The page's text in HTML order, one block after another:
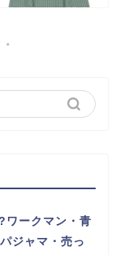
ワークマン・青
ジャマ・売っ